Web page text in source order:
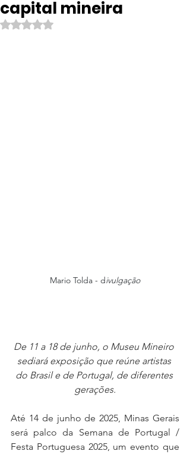
capital mineira
Avaliado com NaN de 5 estrelas.
Mario Tolda - divulgação
De 11 a 18 de junho, o Museu Mineiro
sediará exposição que reúne artistas
do Brasil e de Portugal, de diferentes
gerações.
Até 14 de junho de 2025, Minas Gerais
será palco da Semana de Portugal /
Festa Portuguesa 2025, um evento que